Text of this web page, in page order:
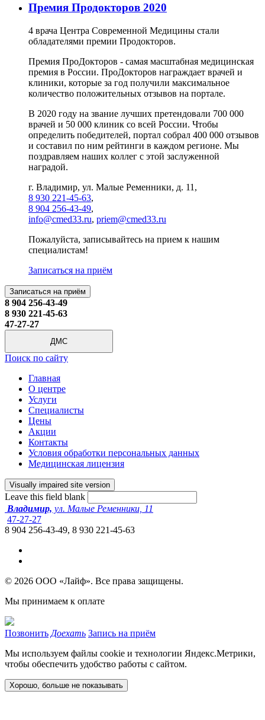
Премия Продокторов 2020
4 врача Центра Современной Медицины стали
обладателями премии Продокторов.
Премия ПроДокторов - самая масштабная медицинская
премия в России. ПроДокторов награждает врачей и
клиники, которые за год получили максимальное
количество положительных отзывов на портале.
В 2020 году на звание лучших претендовали 700 000
врачей и 50 000 клиник со всей России. Чтобы
определить победителей, портал собрал 400 000 отзывов
и составил по ним рейтинги в каждом регионе. Мы
поздравляем наших коллег с этой заслуженной
наградой.
г. Владимир, ул. Малые Ременники, д. 11,
8 930 221-45-63,
8 904 256-43-49,
info@cmed33.ru, priem@cmed33.ru
Пожалуйста, записывайтесь на прием к нашим
специалистам!
Записаться на приём
Записаться на приём
8 904 256-43-49
8 930 221-45-63
47-27-27
ДМС
Поиск по сайту
Главная
О центре
Услуги
Специалисты
Цены
Акции
Контакты
Условия обработки персональных данных
Медицинская лицензия
Leave this field blank
Владимир, ул. Малые Ременники, 11
47-27-27
8 904 256-43-49, 8 930 221-45-63
© 2026 ООО «Лайф». Все права защищены.
Мы принимаем к оплате
Позвонить Доехать Запись на приём
Мы используем файлы cookie и технологии Яндекс.Метрики,
чтобы обеспечить удобство работы с сайтом.
Хорошо, больше не показывать